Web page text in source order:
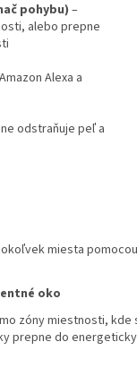
pohybu) –
alebo prepne
Alexa a
odstraňuje peľ a
miesta
oko
zóny miestnosti,
prepne do